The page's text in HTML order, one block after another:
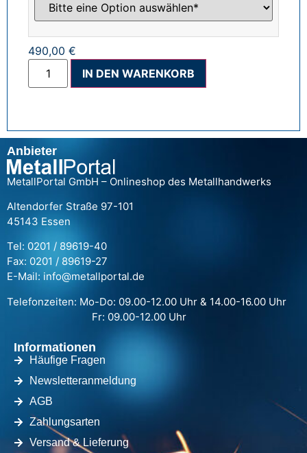
490,00 €
IN DEN WARENKORB
Anbieter
MetallPortal GmbH – Onlineshop des Metallhandwerks
Altendorfer Straße 97-101
45143 Essen
Tel: 0201 / 89619-40
Fax: 0201 / 89619-27
E-Mail: info@metallportal.de
Telefonzeiten: Mo-Do: 09.00-12.00 Uhr & 14.00-16.00 Uhr
Fr: 09.00-12.00 Uhr
Informationen
Häufige Fragen
Newsletteranmeldung
AGB
Zahlungsarten
Versand & Lieferung